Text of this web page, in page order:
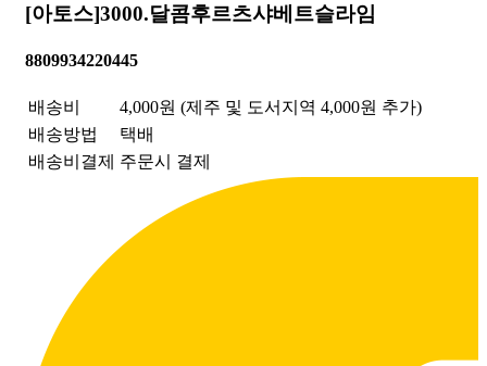
[아토스]3000.달콤후르츠샤베트슬라임
8809934220445
배송비 4,000원 (제주 및 도서지역 4,000원 추가)
배송방법
택배
배송비결제 주문시 결제